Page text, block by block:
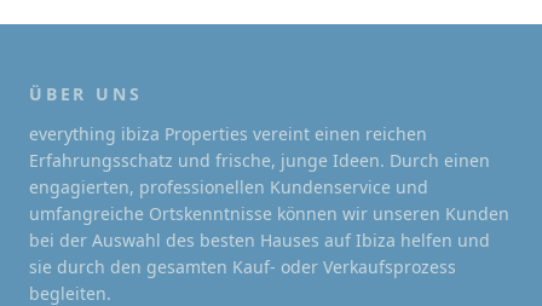
ÜBER UNS
everything ibiza Properties vereint einen reichen
Erfahrungsschatz und frische, junge Ideen. Durch einen
engagierten, professionellen Kundenservice und
umfangreiche Ortskenntnisse können wir unseren Kunden
bei der Auswahl des besten Hauses auf Ibiza helfen und
sie durch den gesamten Kauf- oder Verkaufsprozess
begleiten.